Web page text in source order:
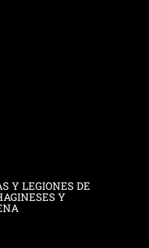
Y LEGIONES DE
Y